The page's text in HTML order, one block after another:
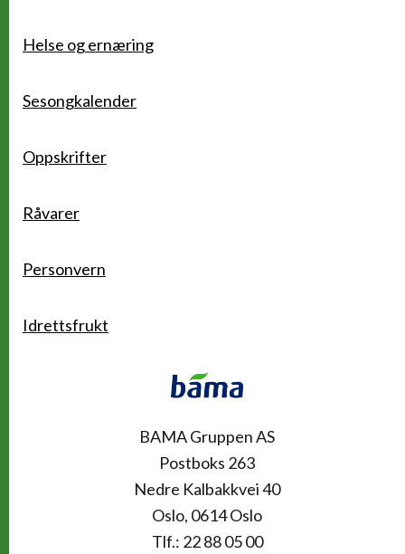
BAMA Gruppen AS
Postboks 263
Nedre Kalbakkvei 40
Oslo, 0614 Oslo
Tlf.: 22 88 05 00
Helse og ernæring
Sesongkalender
Oppskrifter
Råvarer
Personvern
Idrettsfrukt